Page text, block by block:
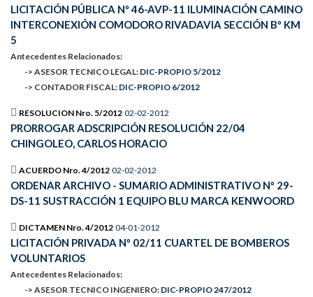
LICITACIÓN PÚBLICA Nº 46-AVP-11 ILUMINACIÓN CAMINO
INTERCONEXIÓN COMODORO RIVADAVIA SECCIÓN Bº KM
5
Antecedentes Relacionados:
-> ASESOR TECNICO LEGAL: DIC-PROPIO 5/2012
-> CONTADOR FISCAL: DIC-PROPIO 6/2012
RESOLUCION Nro. 5/2012 02-02-2012
PRORROGAR ADSCRIPCIÓN RESOLUCIÓN 22/04
CHINGOLEO, CARLOS HORACIO
ACUERDO Nro. 4/2012 02-02-2012
ORDENAR ARCHIVO - SUMARIO ADMINISTRATIVO Nº 29-
DS-11 SUSTRACCIÓN 1 EQUIPO BLU MARCA KENWOORD
DICTAMEN Nro. 4/2012 04-01-2012
LICITACIÓN PRIVADA Nº 02/11 CUARTEL DE BOMBEROS
VOLUNTARIOS
Antecedentes Relacionados:
-> ASESOR TECNICO INGENIERO: DIC-PROPIO 247/2012